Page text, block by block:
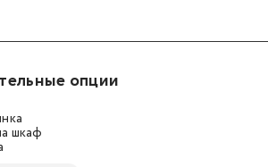
опции
шкаф